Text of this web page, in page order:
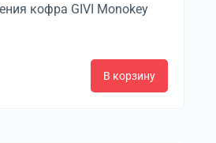
кофра GIVI Monokey
В корзину